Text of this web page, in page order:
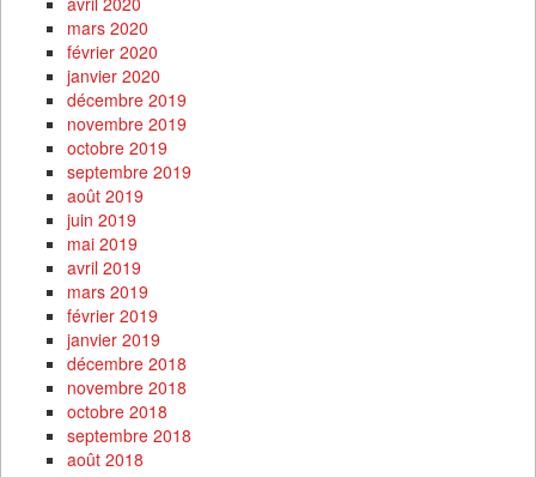
mars 2020
février 2020
janvier 2020
décembre 2019
novembre 2019
octobre 2019
septembre 2019
août 2019
juin 2019
mai 2019
avril 2019
mars 2019
février 2019
janvier 2019
décembre 2018
novembre 2018
octobre 2018
septembre 2018
août 2018